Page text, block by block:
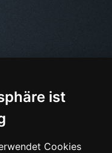
ist
Cookies